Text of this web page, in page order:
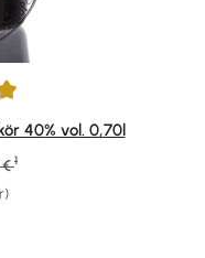
von 5 Sternen
40% vol. 0,70l
Preis:
€ 1